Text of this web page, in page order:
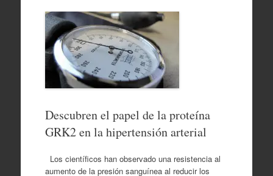
Descubren el papel de la proteína
GRK2 en la hipertensión arterial
Los científicos han observado una resistencia al
aumento de la presión sanguínea al reducir los